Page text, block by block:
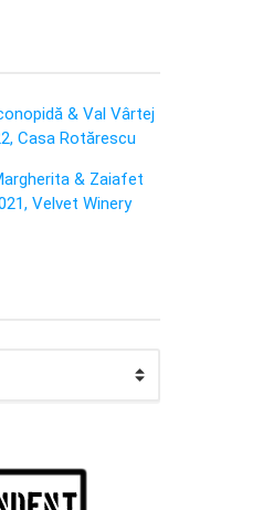
& Val Vârtej
Casa Rotărescu
& Zaiafet
Velvet Winery